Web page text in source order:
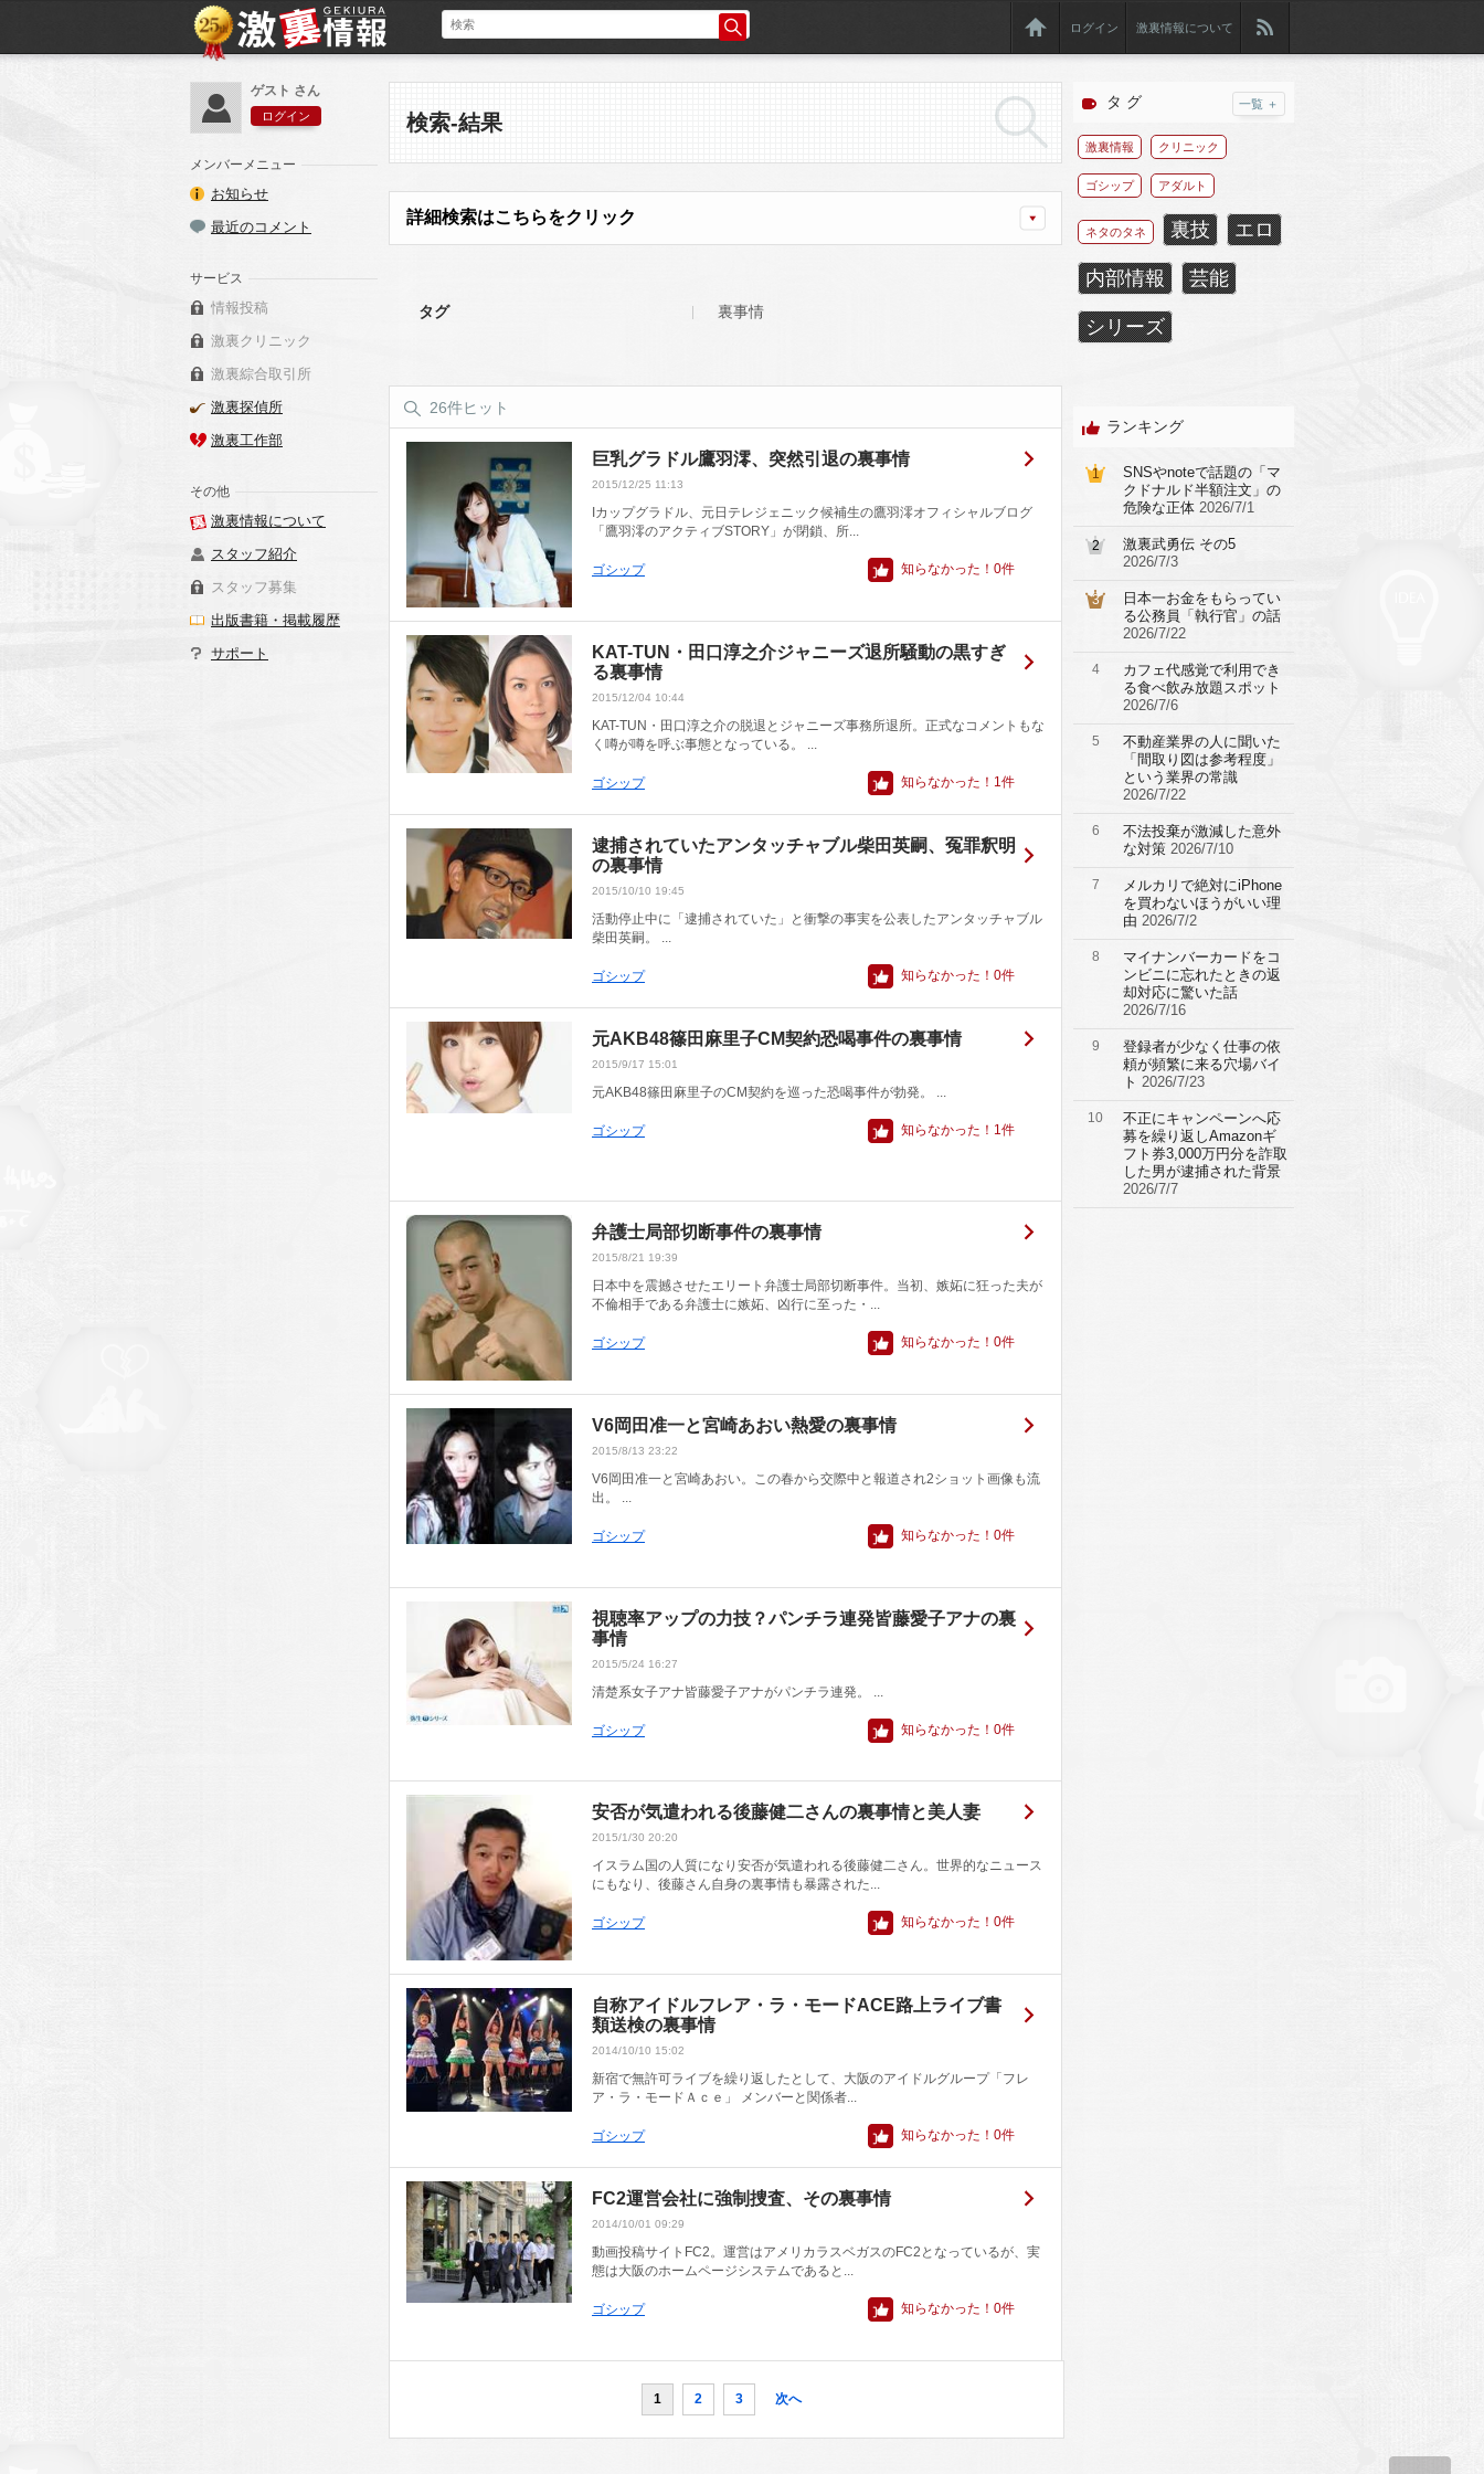
ログイン 激裏情報について
検索-結果
詳細検索はこちらをクリック
タグ 裏事情
26件ヒット
巨乳グラドル鷹羽澪、突然引退の裏事情
2015/12/25 11:13
Iカップグラドル、元日テレジェニック候補生の鷹羽澪オフィシャルブログ
「鷹羽澪のアクティブSTORY」が閉鎖、所...
ゴシップ 知らなかった！ 0件
KAT-TUN・田口淳之介ジャニーズ退所騒動の黒すぎ
る裏事情
2015/12/04 10:44
KAT-TUN・田口淳之介の脱退とジャニーズ事務所退所。正式なコメントもな
く噂が噂を呼ぶ事態となっている。 ...
ゴシップ 知らなかった！ 1件
逮捕されていたアンタッチャブル柴田英嗣、冤罪釈明
の裏事情
2015/10/10 19:45
活動停止中に「逮捕されていた」と衝撃の事実を公表したアンタッチャブル
柴田英嗣。 ...
ゴシップ 知らなかった！ 0件
元AKB48篠田麻里子CM契約恐喝事件の裏事情
2015/9/17 15:01
元AKB48篠田麻里子のCM契約を巡った恐喝事件が勃発。 ...
ゴシップ 知らなかった！ 1件
弁護士局部切断事件の裏事情
2015/8/21 19:39
日本中を震撼させたエリート弁護士局部切断事件。当初、嫉妬に狂った夫が
不倫相手である弁護士に嫉妬、凶行に至った・...
ゴシップ 知らなかった！ 0件
V6岡田准一と宮崎あおい熱愛の裏事情
2015/8/13 23:22
V6岡田准一と宮崎あおい。この春から交際中と報道され2ショット画像も流
出。 ...
ゴシップ 知らなかった！ 0件
視聴率アップの力技？パンチラ連発皆藤愛子アナの裏
事情
2015/5/24 16:27
清楚系女子アナ皆藤愛子アナがパンチラ連発。 ...
ゴシップ 知らなかった！ 0件
安否が気遣われる後藤健二さんの裏事情と美人妻
2015/1/30 20:20
イスラム国の人質になり安否が気遣われる後藤健二さん。世界的なニュース
にもなり、後藤さん自身の裏事情も暴露された...
ゴシップ 知らなかった！ 0件
自称アイドルフレア・ラ・モードACE路上ライブ書
類送検の裏事情
2014/10/10 15:02
新宿で無許可ライブを繰り返したとして、大阪のアイドルグループ「フレ
ア・ラ・モードＡｃｅ」 メンバーと関係者...
ゴシップ 知らなかった！ 0件
FC2運営会社に強制捜査、その裏事情
2014/10/01 09:29
動画投稿サイトFC2。運営はアメリカラスベガスのFC2となっているが、実
態は大阪のホームページシステムであると...
ゴシップ 知らなかった！ 0件
1 2 3 次へ
ゲスト さん
ログイン
メンバーメニュー
お知らせ
最近のコメント
サービス
情報投稿
激裏クリニック
激裏綜合取引所
激裏探偵所
激裏工作部
その他
激裏情報について
スタッフ紹介
スタッフ募集
出版書籍・掲載履歴
サポート
タ グ 一覧 ＋
激裏情報 クリニック
ゴシップ アダルト
ネタのタネ 裏技 エロ
内部情報 芸能
シリーズ
ランキング
1
SNSやnoteで話題の「マ
クドナルド半額注文」の
危険な正体 2026/7/1
2
激裏武勇伝 その5
2026/7/3
3
日本一お金をもらってい
る公務員「執行官」の話
2026/7/22
4
カフェ代感覚で利用でき
る食べ飲み放題スポット
2026/7/6
5
不動産業界の人に聞いた
「間取り図は参考程度」
という業界の常識
2026/7/22
6
不法投棄が激減した意外
な対策 2026/7/10
7
メルカリで絶対にiPhone
を買わないほうがいい理
由 2026/7/2
8
マイナンバーカードをコ
ンビニに忘れたときの返
却対応に驚いた話
2026/7/16
9
登録者が少なく仕事の依
頼が頻繁に来る穴場バイ
ト 2026/7/23
10
不正にキャンペーンへ応
募を繰り返しAmazonギ
フト券3,000万円分を詐取
した男が逮捕された背景
2026/7/7